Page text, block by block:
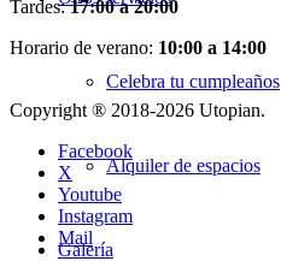
Celebra tu cumpleaños
Alquiler de espacios
Galería
Tardes:17:00 a 20:00
Horario de verano: 10:00 a 14:00
Copyright ® 2018-2026 Utopian.
Facebook
X
Youtube
Instagram
Mail